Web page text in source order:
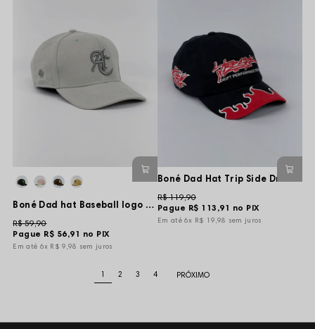
Boné Dad hat Baseball logo - Cinza Claro
Pague R$ 56,91 no PIX
R$ 59,90
6x R$ 9,98 sem juros
Pague R$ 113,91 no PIX
R$ 119,90
6x R$ 19,98 sem juros
1 2 3 4